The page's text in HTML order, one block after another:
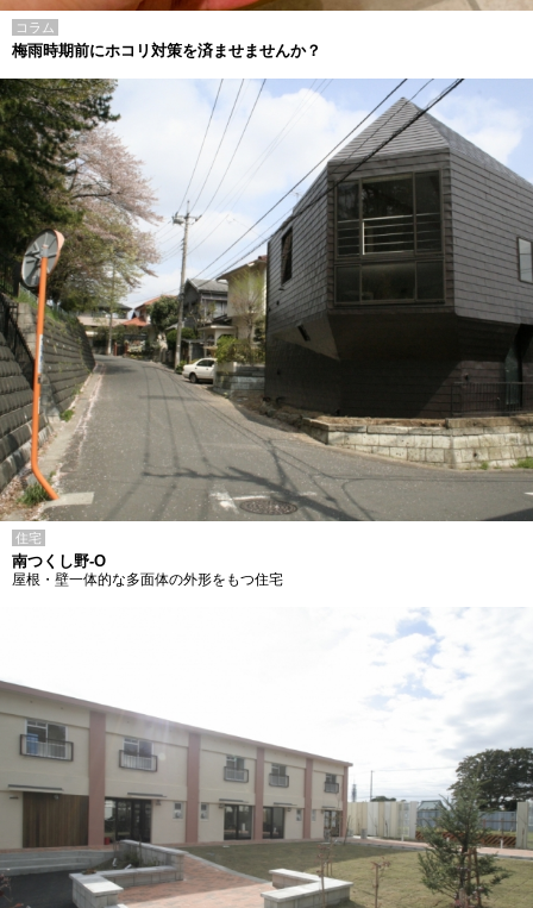
コラム
梅雨時期前にホコリ対策を済ませませんか？
住宅
南つくし野-O
屋根・壁一体的な多面体の外形をもつ住宅